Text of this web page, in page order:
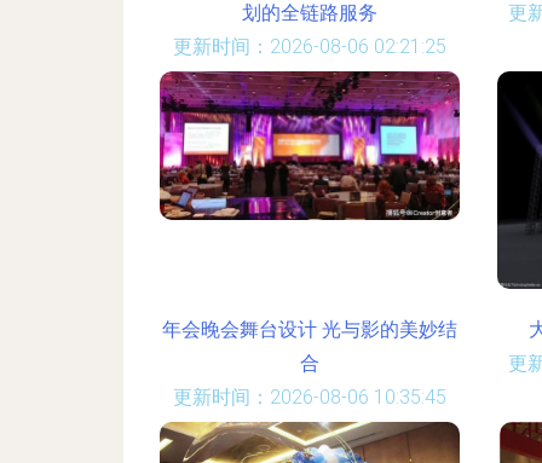
划的全链路服务
更新时间：2026-08-06 02:21:25
更
年会晚会舞台设计 光与影的美妙结
合
更新时间：2026-08-06 10:35:45
更